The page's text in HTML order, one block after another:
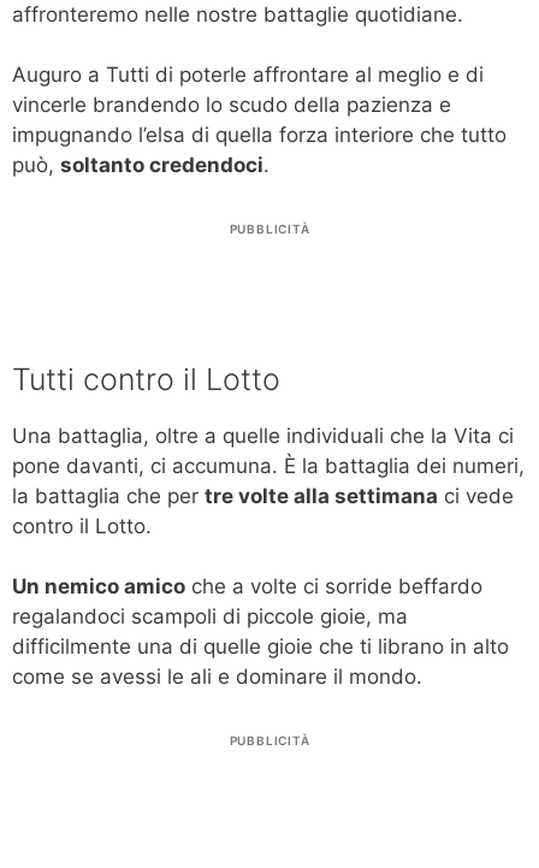
affronteremo nelle nostre battaglie quotidiane.
Auguro a Tutti di poterle affrontare al meglio e di
vincerle brandendo lo scudo della pazienza e
impugnando l’elsa di quella forza interiore che tutto
può, soltanto credendoci.
PUBBLICITÀ
Tutti contro il Lotto
Una battaglia, oltre a quelle individuali che la Vita ci
pone davanti, ci accumuna. È la battaglia dei numeri,
la battaglia che per tre volte alla settimana ci vede
contro il Lotto.
Un nemico amico che a volte ci sorride beffardo
regalandoci scampoli di piccole gioie, ma
difficilmente una di quelle gioie che ti librano in alto
come se avessi le ali e dominare il mondo.
PUBBLICITÀ